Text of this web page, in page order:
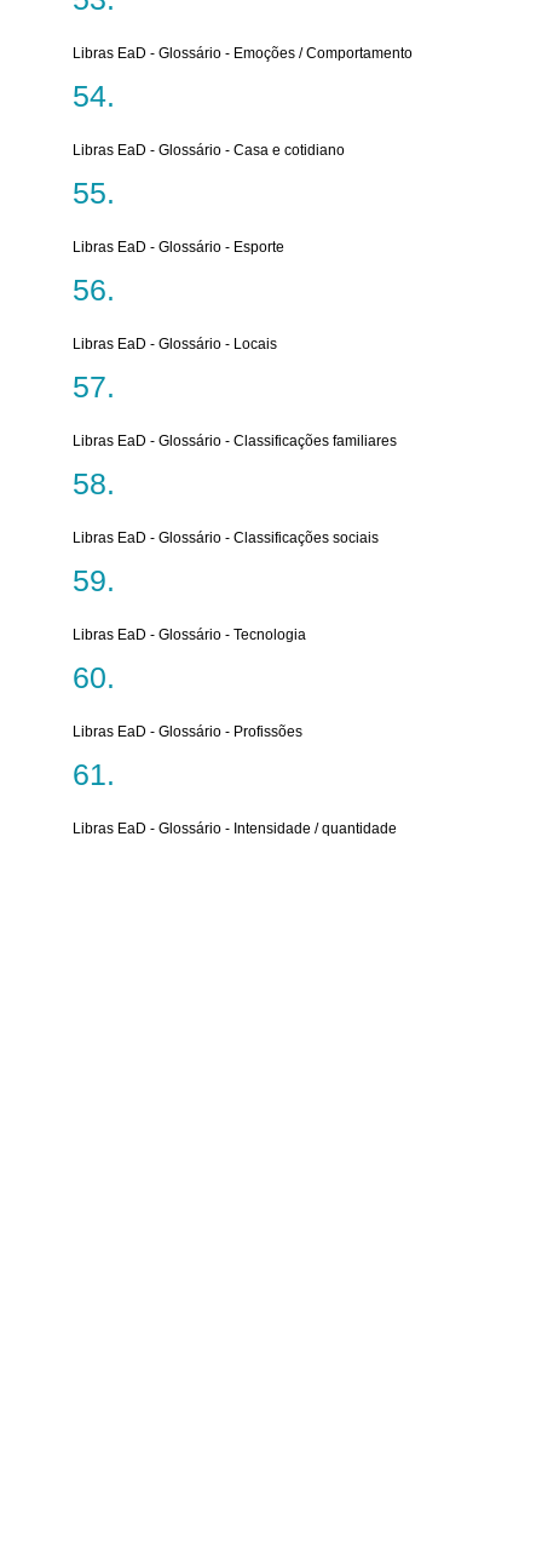
Libras EaD - Glossário - Emoções / Comportamento
Libras EaD - Glossário - Casa e cotidiano
Libras EaD - Glossário - Esporte
Libras EaD - Glossário - Locais
Libras EaD - Glossário - Classificações familiares
Libras EaD - Glossário - Classificações sociais
Libras EaD - Glossário - Tecnologia
Libras EaD - Glossário - Profissões
Libras EaD - Glossário - Intensidade / quantidade